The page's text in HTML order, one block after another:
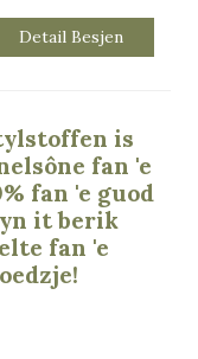
Detail Besjen
is
fan 'e
fan 'e guod
it berik
fan 'e